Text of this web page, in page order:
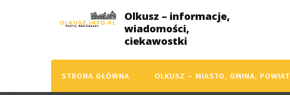
Olkusz – informacje,
wiadomości,
ciekawostki
STRONA GŁÓWNA OLKUSZ – MIASTO, GMINA, POWIAT